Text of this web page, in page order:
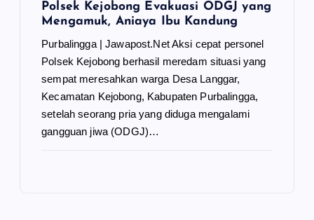
Polsek Kejobong Evakuasi ODGJ yang
Mengamuk, Aniaya Ibu Kandung
Purbalingga | Jawapost.Net Aksi cepat personel
Polsek Kejobong berhasil meredam situasi yang
sempat meresahkan warga Desa Langgar,
Kecamatan Kejobong, Kabupaten Purbalingga,
setelah seorang pria yang diduga mengalami
gangguan jiwa (ODGJ)…